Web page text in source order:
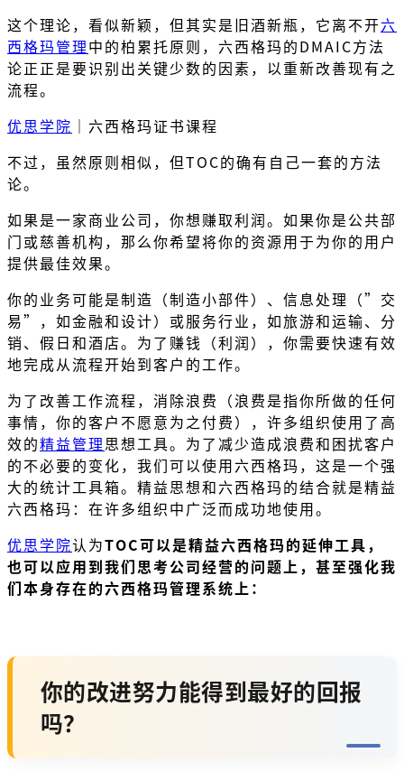
这个理论，看似新颖，但其实是旧酒新瓶，它离不开六
西格玛管理中的柏累托原则，六西格玛的DMAIC方法
论正正是要识别出关键少数的因素，以重新改善现有之
流程。
优思学院 ｜六西格玛证书课程
不过，虽然原则相似，但TOC的确有自己一套的方法
论。
如果是一家商业公司，你想赚取利润。如果你是公共部
门或慈善机构，那么你希望将你的资源用于为你的用户
提供最佳效果。
你的业务可能是制造（制造小部件）、信息处理（”交
易”，如金融和设计）或服务行业，如旅游和运输、分
销、假日和酒店。为了赚钱（利润），你需要快速有效
地完成从流程开始到客户的工作。
为了改善工作流程，消除浪费（浪费是指你所做的任何
事情，你的客户不愿意为之付费），许多组织使用了高
效的精益管理思想工具。为了减少造成浪费和困扰客户
的不必要的变化，我们可以使用六西格玛，这是一个强
大的统计工具箱。精益思想和六西格玛的结合就是精益
六西格玛：在许多组织中广泛而成功地使用。
优思学院认为TOC可以是精益六西格玛的延伸工具，
也可以应用到我们思考公司经营的问题上，甚至强化我
们本身存在的六西格玛管理系统上：
你的改进努力能得到最好的回报
吗？